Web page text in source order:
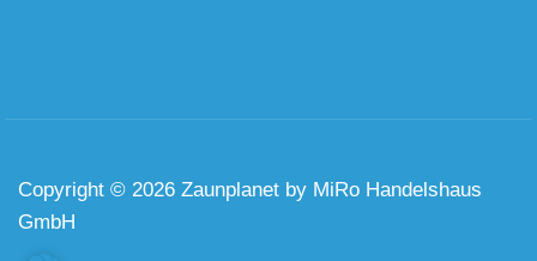
Copyright © 2026 Zaunplanet by MiRo Handelshaus
GmbH